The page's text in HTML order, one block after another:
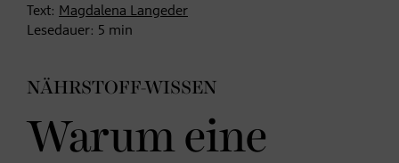
Text: Magdalena Langeder
Lesedauer: 5 min
NÄHRSTOFF-WISSEN
Warum eine